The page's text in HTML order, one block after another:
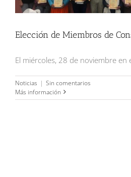
Elección de Miembros de
El miércoles, 28 de noviembre
Noticias | Sin comentarios
Más información